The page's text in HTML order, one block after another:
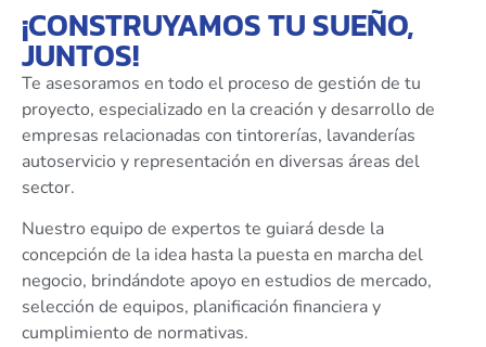
¡CONSTRUYAMOS TU SUEÑO,
JUNTOS!
Te asesoramos en todo el proceso de gestión de tu
proyecto, especializado en la creación y desarrollo de
empresas relacionadas con tintorerías, lavanderías
autoservicio y representación en diversas áreas del
sector.
Nuestro equipo de expertos te guiará desde la
concepción de la idea hasta la puesta en marcha del
negocio, brindándote apoyo en estudios de mercado,
selección de equipos, planificación financiera y
cumplimiento de normativas.